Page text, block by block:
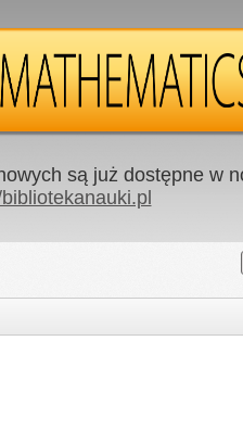
są już dostępne w